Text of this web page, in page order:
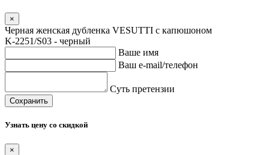
×
Черная женская дубленка VESUTTI с капюшоном
K-2251/S03 - черный
Ваше имя
Ваш e-mail/телефон
Суть претензии
Сохранить
Узнать цену со скидкой
×